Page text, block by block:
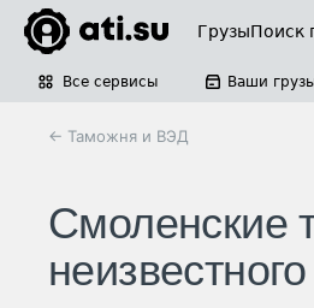
ГрузыПоиск
Все сервисы Ваши
← Таможня и ВЭД
Смоленские